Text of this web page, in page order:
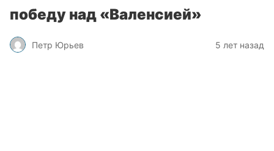
победу над «Валенсией»
Петр Юрьев 5 лет назад